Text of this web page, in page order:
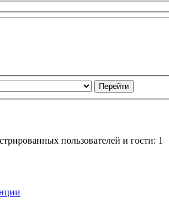
пользователей и гости: 1